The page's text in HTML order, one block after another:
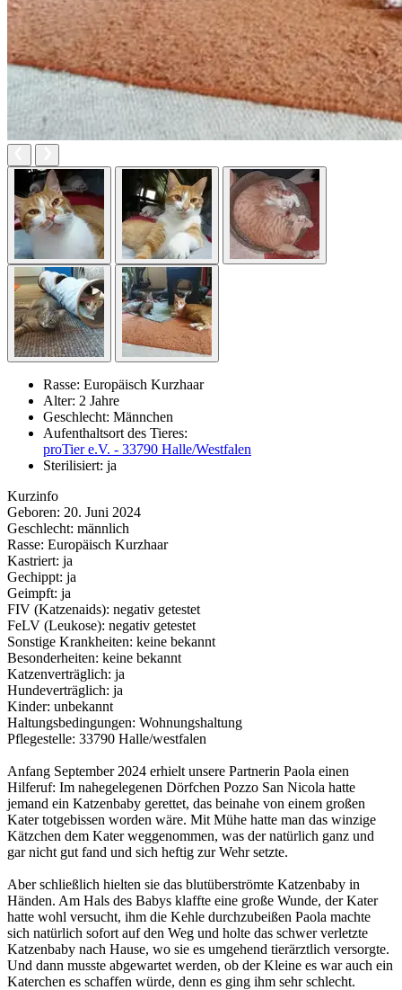
Rasse: Europäisch Kurzhaar
Alter: 2 Jahre
Geschlecht: Männchen
Aufenthaltsort des Tieres:
proTier e.V. - 33790 Halle/Westfalen
Sterilisiert: ja
Kurzinfo
Geboren: 20. Juni 2024
Geschlecht: männlich
Rasse: Europäisch Kurzhaar
Kastriert: ja
Gechippt: ja
Geimpft: ja
FIV (Katzenaids): negativ getestet
FeLV (Leukose): negativ getestet
Sonstige Krankheiten: keine bekannt
Besonderheiten: keine bekannt
Katzenverträglich: ja
Hundeverträglich: ja
Kinder: unbekannt
Haltungsbedingungen: Wohnungshaltung
Pflegestelle: 33790 Halle/westfalen
Anfang September 2024 erhielt unsere Partnerin Paola einen
Hilferuf: Im nahegelegenen Dörfchen Pozzo San Nicola hatte
jemand ein Katzenbaby gerettet, das beinahe von einem großen
Kater totgebissen worden wäre. Mit Mühe hatte man das winzige
Kätzchen dem Kater weggenommen, was der natürlich ganz und
gar nicht gut fand und sich heftig zur Wehr setzte.
Aber schließlich hielten sie das blutüberströmte Katzenbaby in
Händen. Am Hals des Babys klaffte eine große Wunde, der Kater
hatte wohl versucht, ihm die Kehle durchzubeißen Paola machte
sich natürlich sofort auf den Weg und holte das schwer verletzte
Katzenbaby nach Hause, wo sie es umgehend tierärztlich versorgte.
Und dann musste abgewartet werden, ob der Kleine es war auch ein
Katerchen es schaffen würde, denn es ging ihm sehr schlecht.